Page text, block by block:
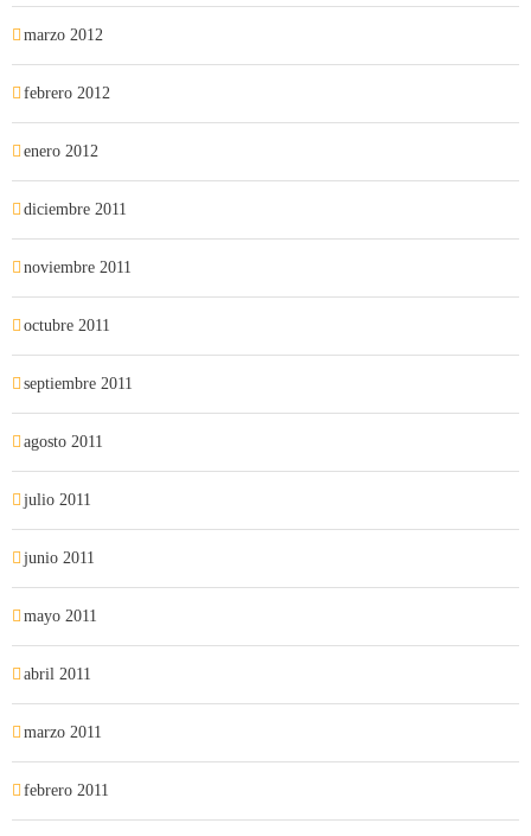
marzo 2012
febrero 2012
enero 2012
diciembre 2011
noviembre 2011
octubre 2011
septiembre 2011
agosto 2011
julio 2011
junio 2011
mayo 2011
abril 2011
marzo 2011
febrero 2011